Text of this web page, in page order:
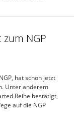
NGP
hat schon jetzt
Unter anderem
Reihe bestätigt,
auf die NGP